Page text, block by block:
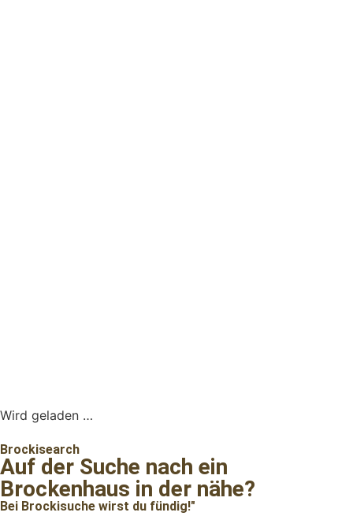
Wird geladen …
Brockisearch
Auf der Suche nach ein
Brockenhaus in der nähe?
Bei Brockisuche wirst du fündig!"